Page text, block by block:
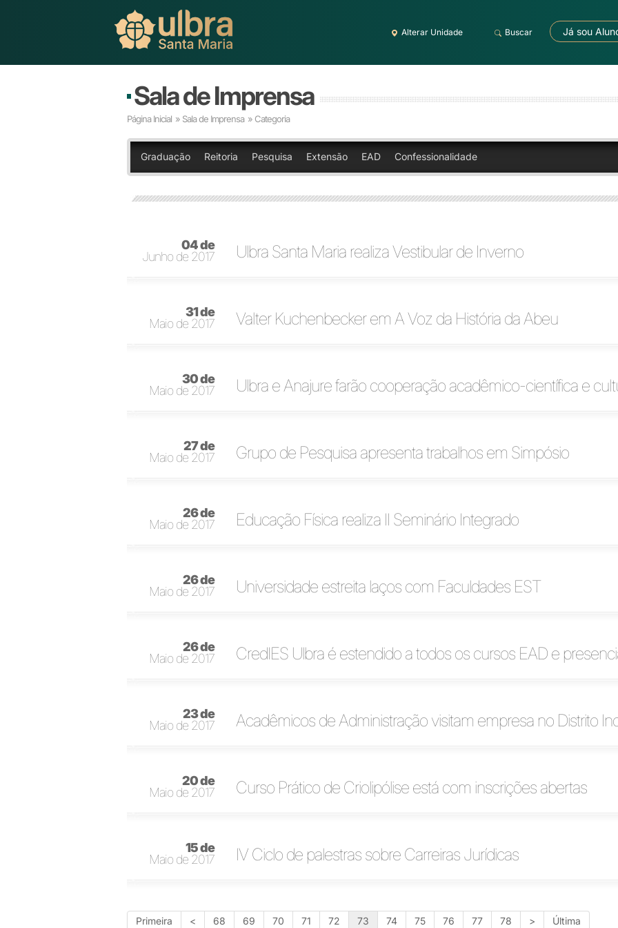
Alterar Unidade Buscar Já sou
Sala de Imprensa
Página Inicial » Sala de Imprensa » Categoria
Graduação Reitoria Pesquisa Extensão EAD Confessionalidade
04 de
Junho de 2017
Ulbra Santa Maria realiza Vestibular de Inverno
31 de
Maio de 2017
Valter Kuchenbecker em A Voz da História da Abeu
30 de
Maio de 2017
Ulbra e Anajure farão cooperação acadêmico-científica e
27 de
Maio de 2017
Grupo de Pesquisa apresenta trabalhos em Simpósio
26 de
Maio de 2017
Educação Física realiza II Seminário Integrado
26 de
Maio de 2017
Universidade estreita laços com Faculdades EST
26 de
Maio de 2017
CredIES Ulbra é estendido a todos os cursos EAD e
23 de
Maio de 2017
Acadêmicos de Administração visitam empresa no Distrito
20 de
Maio de 2017
Curso Prático de Criolipólise está com inscrições abertas
15 de
Maio de 2017
IV Ciclo de palestras sobre Carreiras Jurídicas
Primeira < 68 69 70 71 72 73 74 75 76 77 78 > Última